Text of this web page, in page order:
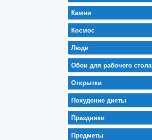
Камни
Космос
Люди
Обои для рабочего стола
Открытки
Похудение диеты
Праздники
Предметы